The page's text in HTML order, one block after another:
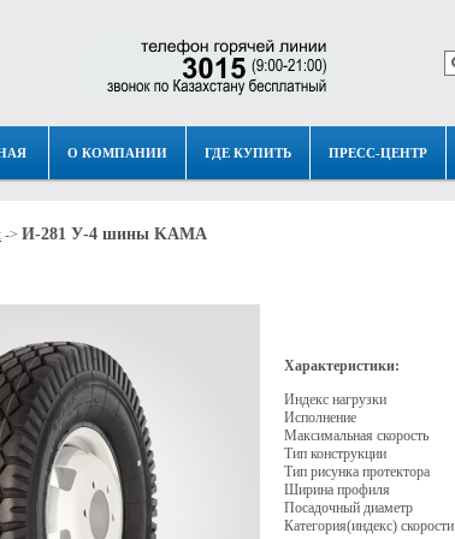
О КОМПАНИИ ГДЕ КУПИТЬ ПРЕСС-ЦЕНТР
-> И-281 У-4 шины KAMA
Характеристики:
Индекс нагрузки
Исполнение
Максимальная скорость
Тип конструкции
Тип рисунка протектора
Ширина профиля
Посадочный диаметр
Категория(индекс) скорости